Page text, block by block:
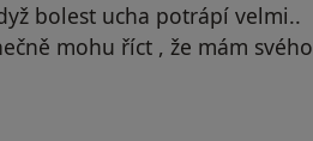
bolest ucha potrápí velmi..
mohu říct , že mám svého
Váš účet byl odstraněn